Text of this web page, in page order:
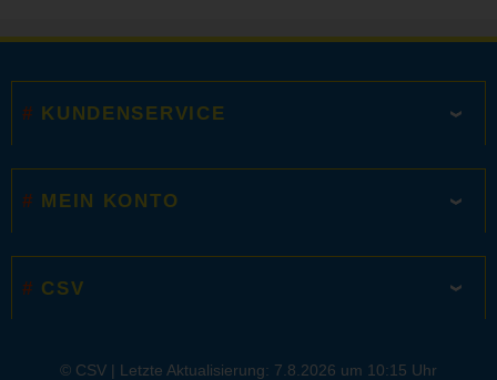
KUNDENSERVICE
MEIN KONTO
CSV
© CSV | Letzte Aktualisierung: 7.8.2026 um 10:15 Uhr